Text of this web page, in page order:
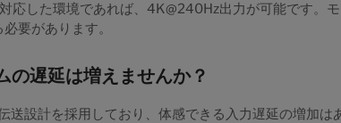
応した環境であれば、4K@240Hz出力が可能です。モ
要があります。
遅延は増えませんか？
設計を採用しており、体感できる入力遅延の増加は